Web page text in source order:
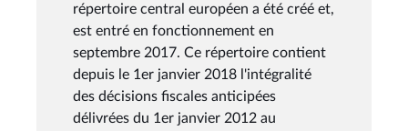
répertoire central européen a été créé et,
est entré en fonctionnement en
septembre 2017. Ce répertoire contient
depuis le 1er janvier 2018 l'intégralité
des décisions fiscales anticipées
délivrées du 1er janvier 2012 au